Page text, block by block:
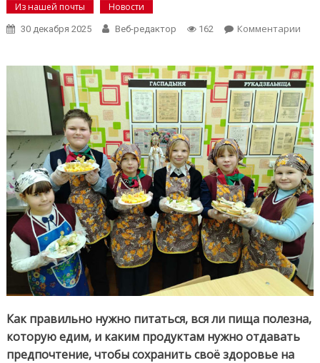
Из нашей почты Новости
30 декабря 2025 Веб-редактор 162 Комментарииon
Как правильно нужно питаться, вся ли пища полезна,
которую едим, и каким продуктам нужно отдавать
предпочтение, чтобы сохранить своё здоровье на